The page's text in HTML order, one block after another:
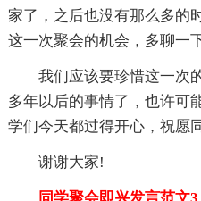
家了，之后也没有那么多的
这一次聚会的机会，多聊一
我们应该要珍惜这一次
多年以后的事情了，也许可
学们今天都过得开心，祝愿
谢谢大家!
同学聚会即兴发言范文3